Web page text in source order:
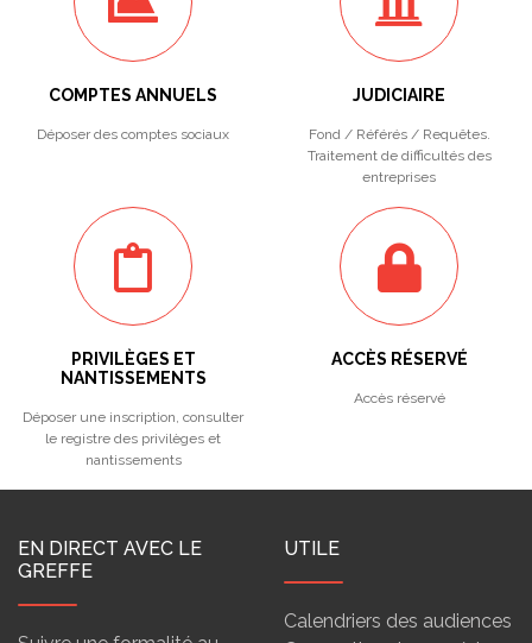
COMPTES ANNUELS
Déposer des comptes sociaux
JUDICIAIRE
Fond / Référés / Requêtes.
Traitement de difficultés des
entreprises
PRIVILÈGES ET
NANTISSEMENTS
Déposer une inscription, consulter
le registre des privilèges et
nantissements
ACCÈS RÉSERVÉ
Accès réservé
EN DIRECT AVEC LE
GREFFE
UTILE
Calendriers des audiences